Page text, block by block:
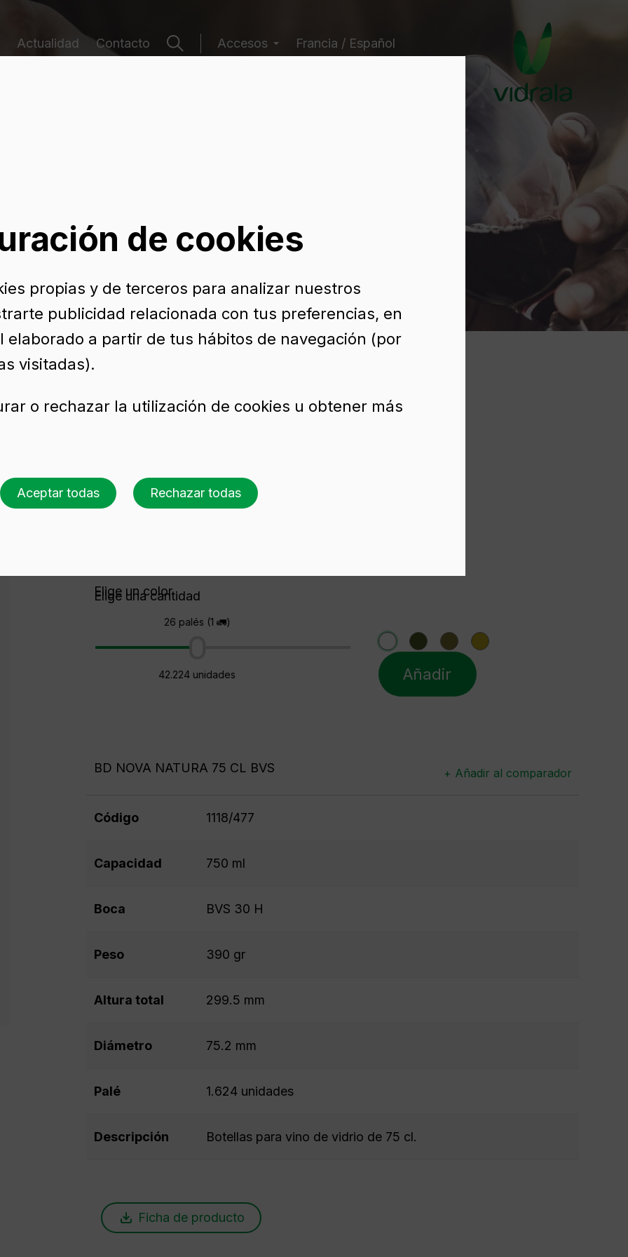
Actualidad Contacto Accesos Francia / Español
NATURA 75 CL BVS
vino BD NOVA
(750 ml)
Elige una cantidad
26 palés (1 🚛)
42.224 unidades
Elige un color
Añadir
BD NOVA NATURA 75 CL BVS + Añadir al comparador
Código 1118/477
Capacidad 750 ml
Boca BVS 30 H
Peso 390 gr
Altura total 299.5 mm
Diámetro 75.2 mm
Palé 1.624 unidades
Descripción Botellas para vino de vidrio de 75 cl.
Ficha de producto
de cookies
propias y de terceros para analizar nuestros
publicidad relacionada con tus preferencias, en
elaborado a partir de tus hábitos de navegación (por
visitadas).
o rechazar la utilización de cookies u obtener más
Aceptar todas Rechazar todas